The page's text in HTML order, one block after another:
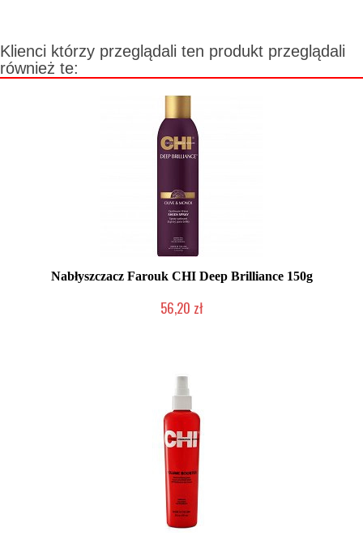
Klienci którzy przeglądali ten produkt przeglądali
również te:
Nabłyszczacz Farouk CHI Deep Brilliance 150g
56,20 zł